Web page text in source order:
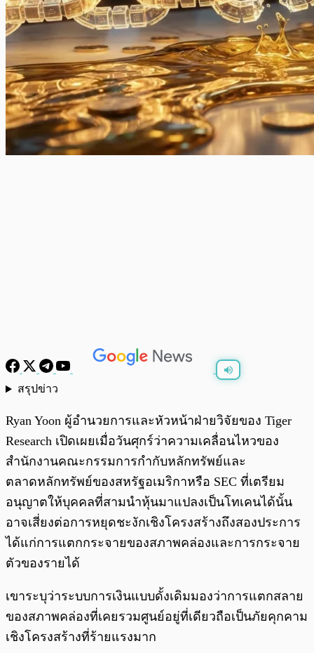
สรุปข่าว
Ryan Yoon ผู้อำนวยการและหัวหน้าฝ่ายวิจัยของ Tiger
Research เปิดเผยเมื่อวันศุกร์ว่าความเคลื่อนไหวของ
สำนักงานคณะกรรมการกำกับหลักทรัพย์และ
ตลาดหลักทรัพย์ของสหรัฐอเมริกาหรือ SEC ที่เตรียม
อนุญาตให้บุคคลที่สามนำหุ้นมาแปลงเป็นโทเคนได้นั้น
อาจเสี่ยงต่อการหยุดชะงักเชิงโครงสร้างถึงสองประการ
ได้แก่การแตกกระจายของสภาพคล่องและการกระจาย
ตัวของรายได้
เขาระบุว่าระบบการเงินแบบดั้งเดิมมองว่าการแตกสลาย
ของสภาพคล่องที่เคยรวมศูนย์อยู่ที่เดียวถือเป็นภัยคุกคาม
เชิงโครงสร้างที่ร้ายแรงมาก